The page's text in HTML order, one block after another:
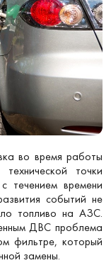
во время работы
точки
течением времени
событий не
топливо на АЗС.
ДВС проблема
фильтре, который
замены.